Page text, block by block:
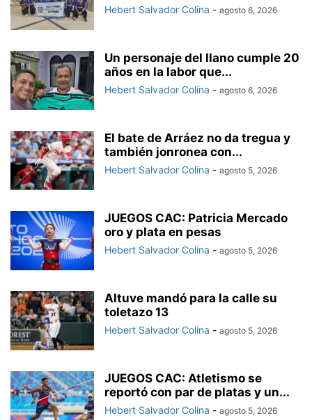
Hebert Salvador Colina - agosto 6, 2026
Un personaje del llano cumple 20
años en la labor que...
Hebert Salvador Colina - agosto 6, 2026
El bate de Arráez no da tregua y
también jonronea con...
Hebert Salvador Colina - agosto 5, 2026
JUEGOS CAC: Patricia Mercado
oro y plata en pesas
Hebert Salvador Colina - agosto 5, 2026
Altuve mandó para la calle su
toletazo 13
Hebert Salvador Colina - agosto 5, 2026
JUEGOS CAC: Atletismo se
reportó con par de platas y un...
Hebert Salvador Colina - agosto 5, 2026